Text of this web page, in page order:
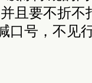
且要不折不
口号，不见